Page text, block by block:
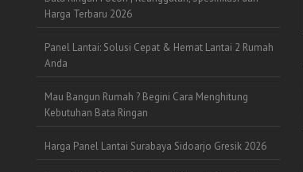
Harga Terbaru 2026
Panel Lantai: Solusi Cepat & Hemat Lantai 2 Rumah
Anda
Mau Bangun Rumah ? Begini Cara Menghitung
Kebutuhan Bata Ringan
Harga Panel Lantai Surabaya Sidoarjo Gresik 2026